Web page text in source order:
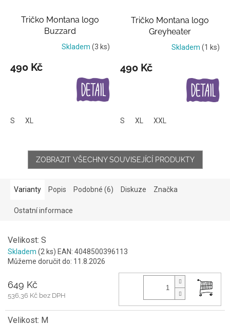
Tričko Montana logo
Buzzard
Skladem (3 ks)
490 Kč
S XL
Tričko Montana logo
Greyheater
Skladem (1 ks)
490 Kč
S XL XXL
ZOBRAZIT VŠECHNY SOUVISEJÍCÍ PRODUKTY
Varianty Popis Podobné (6) Diskuze Značka
Ostatní informace
Velikost: S
Skladem (2 ks) EAN: 4048500396113
Můžeme doručit do: 11.8.2026
649 Kč
536,36 Kč bez DPH
Velikost: M